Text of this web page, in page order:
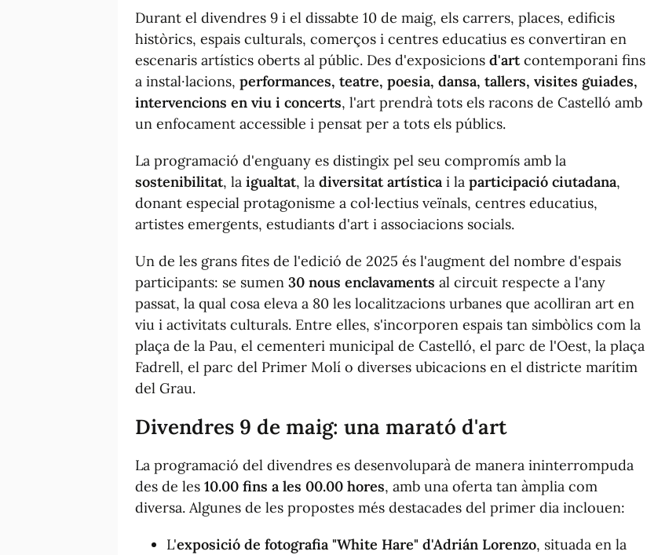
Durant el divendres 9 i el dissabte 10 de maig, els carrers, places, edificis
històrics, espais culturals, comerços i centres educatius es convertiran en
escenaris artístics oberts al públic. Des d'exposicions d'artcontemporani fins
a instal·lacions, performances, teatre, poesia, dansa, tallers, visites guiades,
intervencions en viu i concerts, l'art prendrà tots els racons de Castelló amb
un enfocament accessible i pensat per a tots els públics.
La programació d'enguany es distingix pel seu compromís amb la
sostenibilitat, la igualtat, la diversitat artística i la participació ciutadana,
donant especial protagonisme a col·lectius veïnals, centres educatius,
artistes emergents, estudiants d'art i associacions socials.
Un de les grans fites de l'edició de 2025 és l'augment del nombre d'espais
participants: se sumen 30 nous enclavaments al circuit respecte a l'any
passat, la qual cosa eleva a 80 les localitzacions urbanes que acolliran art en
viu i activitats culturals. Entre elles, s'incorporen espais tan simbòlics com la
plaça de la Pau, el cementeri municipal de Castelló, el parc de l'Oest, la plaça
Fadrell, el parc del Primer Molí o diverses ubicacions en el districte marítim
del Grau.
Divendres 9 de maig: una marató d'art
La programació del divendres es desenvoluparà de manera ininterrompuda
des de les 10.00 fins a les 00.00 hores, amb una oferta tan àmplia com
diversa. Algunes de les propostes més destacades del primer dia inclouen:
L'exposició de fotografia "White Hare" d'Adrián Lorenzo, situada en la